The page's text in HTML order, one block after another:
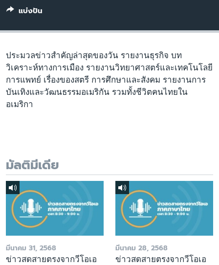
แบ่งปัน
ประมวลข่าวสำคัญล่าสุดของวัน รายงานธุรกิจ บท
วิเคราะห์ทางการเมือง รายงานวิทยาศาสตร์และเทคโนโลยี
การแพทย์ เรื่องของสตรี การศึกษาและสังคม รายงานการ
บันเทิงและวัฒนธรรมอเมริกัน รวมทั้งชีวิตคนไทยใน
อเมริกา
มัลติมีเดีย
มีนาคม 31, 2568
ข่าวสดสายตรงจากวีโอเอ
มีนาคม 28, 2568
ข่าวสดสายตรงจากวีโอเอ